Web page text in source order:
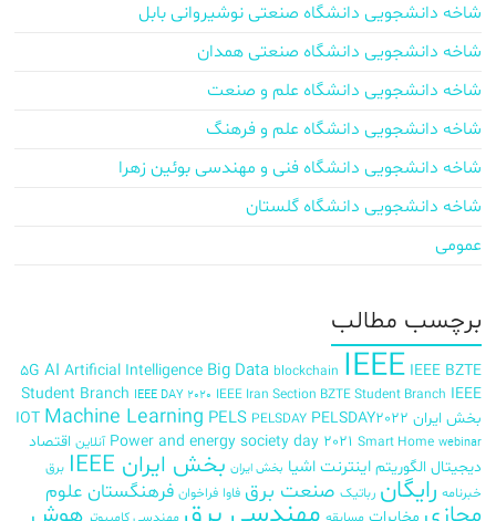
شاخه دانشجویی دانشگاه صنعتی نوشیروانی بابل
شاخه دانشجویی دانشگاه صنعتی همدان
شاخه دانشجویی دانشگاه علم و صنعت
شاخه دانشجویی دانشگاه علم و فرهنگ
شاخه دانشجویی دانشگاه فنی و مهندسی بوئین زهرا
شاخه دانشجویی دانشگاه گلستان
عمومی
برچسب‌ مطالب
5G AI Artificial Intelligence Big Data blockchain IEEE IEEE BZTE
Student Branch IEEE DAY 2020 IEEE Iran Section BZTE Student Branch IEEE
بخش ایران
IOT Machine Learning PELS PELSDAY PELSDAY2022
Power and energy society day 2021 Smart Home webinar آنلاین اقتصاد
دیجیتال الگوریتم اینترنت اشیا بخش ایران بخش ایران IEEE
برق
خبرنامه رایگان رباتیک صنعت برق فاوا فراخوان فرهنگستان علوم
مسابقه مهندسی کامپیوتر